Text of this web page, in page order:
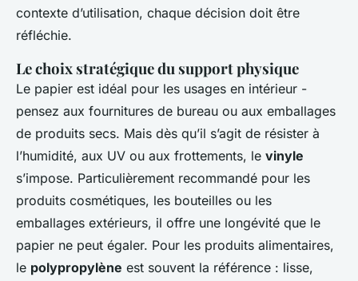
contexte d’utilisation, chaque décision doit être
réfléchie.
Le choix stratégique du support physique
Le papier est idéal pour les usages en intérieur -
pensez aux fournitures de bureau ou aux emballages
de produits secs. Mais dès qu’il s’agit de résister à
l’humidité, aux UV ou aux frottements, le vinyle
s’impose. Particulièrement recommandé pour les
produits cosmétiques, les bouteilles ou les
emballages extérieurs, il offre une longévité que le
papier ne peut égaler. Pour les produits alimentaires,
le polypropylène est souvent la référence : lisse,